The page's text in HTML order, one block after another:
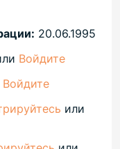
20.06.1995
Войдите
Войдите
или